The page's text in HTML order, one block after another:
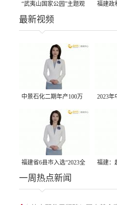
“武夷山国家公园”主题观
光列车正式启程
福建政
山居文
最新视频
中景石化二期年产100万
吨丙烷脱氢项目建成中交
2023年
节有
福建省6县市入选“2023全
国县域发展潜力百强县”
福建：
一周热点新闻